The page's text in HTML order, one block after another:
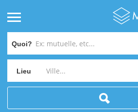
Quoi?
Lieu